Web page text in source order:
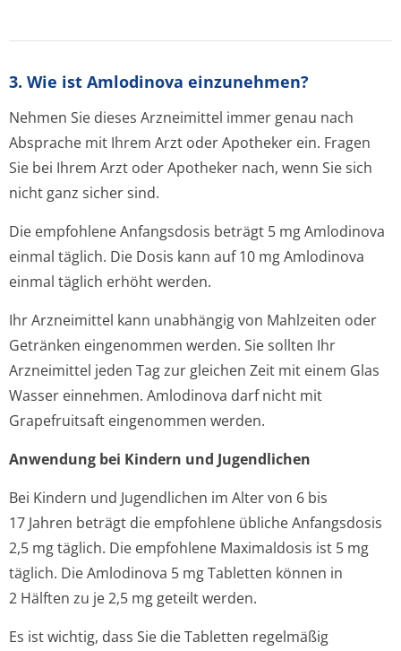
3. Wie ist Amlodinova einzunehmen?
Nehmen Sie dieses Arzneimittel immer genau nach
Absprache mit Ihrem Arzt oder Apotheker ein. Fragen
Sie bei Ihrem Arzt oder Apotheker nach, wenn Sie sich
nicht ganz sicher sind.
Die empfohlene Anfangsdosis beträgt 5 mg Amlodinova
einmal täglich. Die Dosis kann auf 10 mg Amlodinova
einmal täglich erhöht werden.
Ihr Arzneimittel kann unabhängig von Mahlzeiten oder
Getränken eingenommen werden. Sie sollten Ihr
Arzneimittel jeden Tag zur gleichen Zeit mit einem Glas
Wasser einnehmen. Amlodinova darf nicht mit
Grapefruitsaft eingenommen werden.
Anwendung bei Kindern und Jugendlichen
Bei Kindern und Jugendlichen im Alter von 6 bis
17 Jahren beträgt die empfohlene übliche Anfangsdosis
2,5 mg täglich. Die empfohlene Maximaldosis ist 5 mg
täglich. Die Amlodinova 5 mg Tabletten können in
2 Hälften zu je 2,5 mg geteilt werden.
Es ist wichtig, dass Sie die Tabletten regelmäßig